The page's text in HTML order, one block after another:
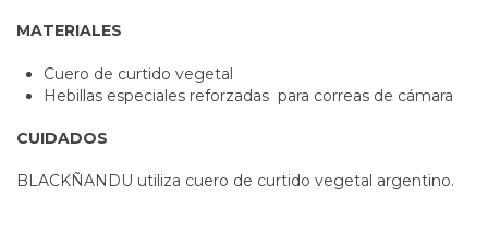
MATERIALES
Cuero de curtido vegetal
Hebillas especiales reforzadas para correas de cámara
CUIDADOS
BLACKÑANDU utiliza cuero de curtido vegetal argentino.